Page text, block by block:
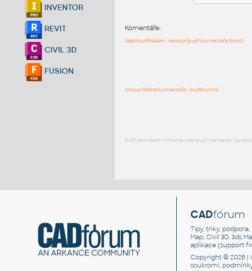
INVENTOR
REVIT
CIVIL 3D
FUSION
Komentáře:
Nejste přihlášeni - nelze připojit komentáře bloků
Dosud žádné komentáře - buďte první
CAD download: knihovna rodina symbol detail
CADfórum
Tipy, triky,
Map, Civil 3D, 3ds
aplikace (support
Copyright © 2026 |
soukromí,